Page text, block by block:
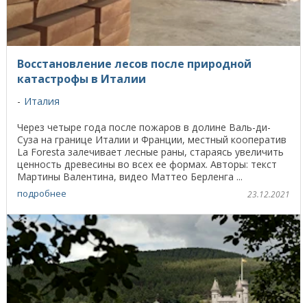
Восстановление лесов после природной
катастрофы в Италии
Италия
Через четыре года после пожаров в долине Валь-ди-
Суза на границе Италии и Франции, местный кооператив
La Foresta залечивает лесные раны, стараясь увеличить
ценность древесины во всех ее формах. Авторы: текст
Мартины Валентина, видео Маттео Берленга ...
подробнее 23.12.2021